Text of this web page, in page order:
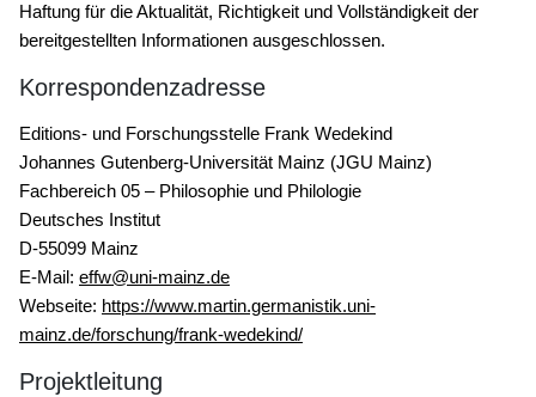
Haftung für die Aktualität, Richtigkeit und Vollständigkeit der
bereitgestellten Informationen ausgeschlossen.
Korrespondenzadresse
Editions- und Forschungsstelle Frank Wedekind
Johannes Gutenberg-Universität Mainz (JGU Mainz)
Fachbereich 05 ‒ Philosophie und Philologie
Deutsches Institut
D-55099 Mainz
E-Mail: effw@uni-mainz.de
Webseite: https://www.martin.germanistik.uni-
mainz.de/forschung/frank-wedekind/
Projektleitung